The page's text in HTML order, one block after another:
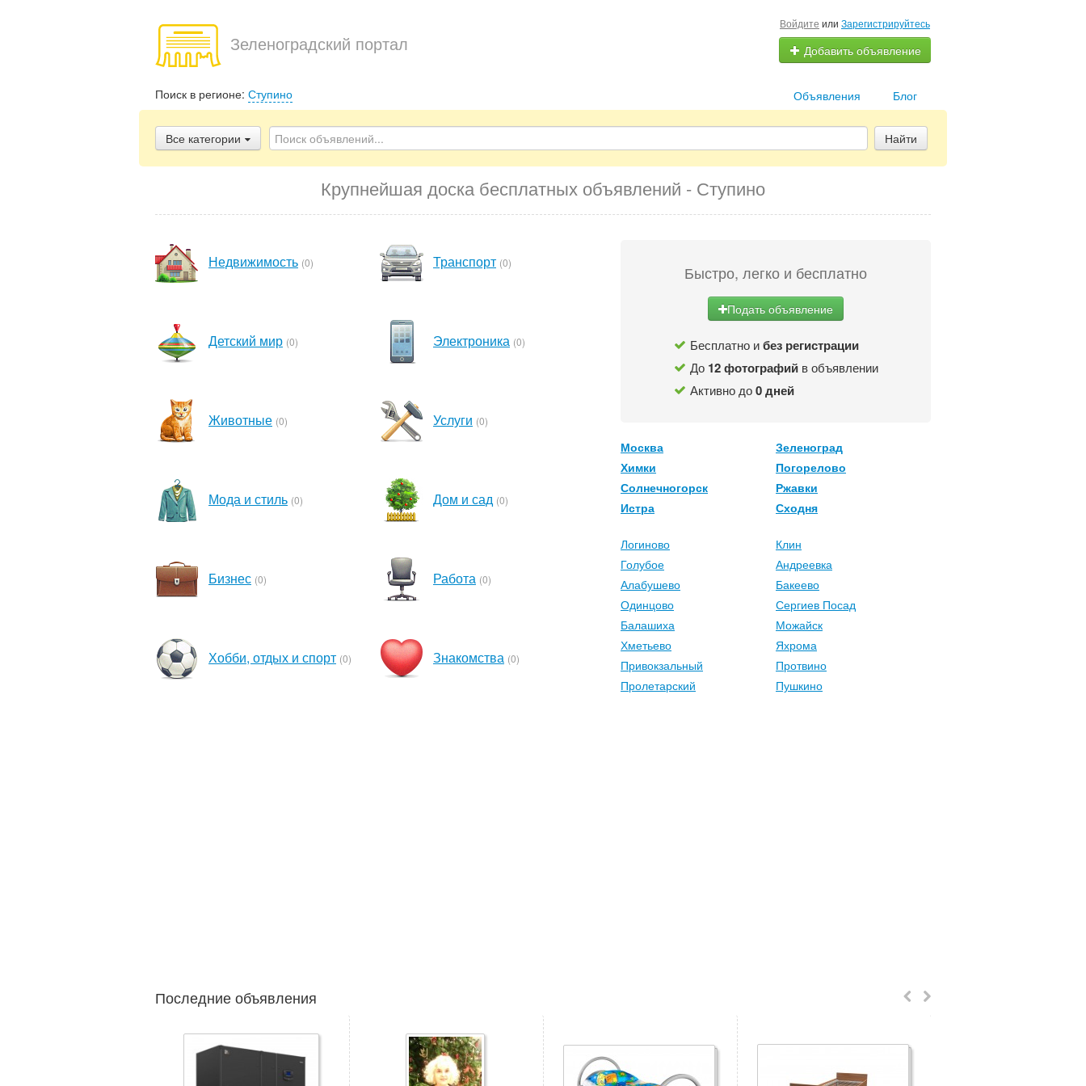
Зеленоградский портал
Войдите или Зарегистрируйтесь
Добавить объявление
Поиск в регионе: Ступино Блог
Объявления
Все категории Найти
Крупнейшая доска бесплатных объявлений - Ступино
Недвижимость (0) Транспорт (0)
Детский мир (0) Электроника (0)
Животные (0) Услуги (0)
Мода и стиль (0) Дом и сад (0)
Бизнес (0) Работа (0)
Хобби, отдых и спорт (0) Знакомства (0)
Быстро, легко и бесплатно
Подать объявление
Бесплатно ибез регистрации
До 12 фотографийв объявлении
Активно до0 дней
Москва
Зеленоград
Химки
Погорелово
Солнечногорск
Ржавки
Истра
Сходня
Логиново
Клин
Голубое
Андреевка
Алабушево
Бакеево
Одинцово
Сергиев Посад
Балашиха
Можайск
Хметьево
Яхрома
Привокзальный
Протвино
Пролетарский
Пушкино
Последние объявления